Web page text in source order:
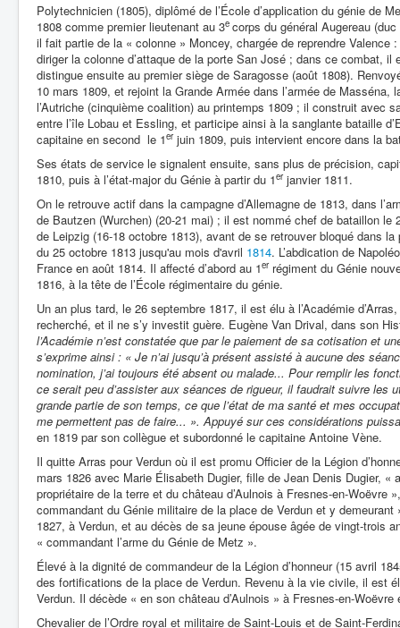
Polytechnicien (1805), diplômé de l’École d’application du génie de
1808 comme premier lieutenant au 3e corps du général Augereau
il fait partie de la « colonne » Moncey, chargée de reprendre
diriger la colonne d’attaque de la porte San José ; dans ce combat,
distingue ensuite au premier siège de Saragosse (août 1808).
10 mars 1809, et rejoint la Grande Armée dans l’armée de Masséna,
l’Autriche (cinquième coalition) au printemps 1809 ; il construit avec
entre l’île Lobau et Essling, et participe ainsi à la sanglante bataille
capitaine en second le 1er juin 1809, puis intervient encore dans la
Ses états de service le signalent ensuite, sans plus de précision,
1810, puis à l’état-major du Génie à partir du 1er janvier 1811.
On le retrouve actif dans la campagne d’Allemagne de 1813, dans
de Bautzen (Wurchen) (20-21 mai) ; il est nommé chef de bataillon
de Leipzig (16-18 octobre 1813), avant de se retrouver bloqué dans la
du 25 octobre 1813 jusqu'au mois d'avril 1814. L’abdication de
France en août 1814. Il affecté d’abord au 1er régiment du Génie
1816, à la tête de l’École régimentaire du génie.
Un an plus tard, le 26 septembre 1817, il est élu à l’Académie
recherché, et il ne s’y investit guère. Eugène Van Drival, dans son
l’Académie n’est constatée que par le paiement de sa cotisation et
s’exprime ainsi : « Je n’ai jusqu’à présent assisté à aucune des
nomination, j’ai toujours été absent ou malade... Pour remplir les
ce serait peu d’assister aux séances de rigueur, il faudrait suivre les
grande partie de son temps, ce que l’état de ma santé et mes
me permettent pas de faire... ». Appuyé sur ces considérations
en 1819 par son collègue et subordonné le capitaine Antoine Vène.
Il quitte Arras pour Verdun où il est promu Officier de la Légion
mars 1826 avec Marie Élisabeth Dugier, fille de Jean Denis Dugier,
propriétaire de la terre et du château d’Aulnois à Fresnes-en-Woëvre
commandant du Génie militaire de la place de Verdun et y
1827, à Verdun, et au décès de sa jeune épouse âgée de vingt-trois
« commandant l’arme du Génie de Metz ».
Élevé à la dignité de commandeur de la Légion d’honneur (15 avril
des fortifications de la place de Verdun. Revenu à la vie civile, il est
Verdun. Il décède « en son château d’Aulnois » à Fresnes-en-Woëvre
Chevalier de l’Ordre royal et militaire de Saint-Louis et de Saint-